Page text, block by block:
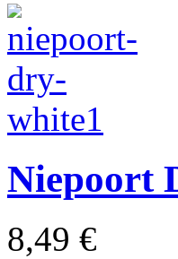
Niepoort
8,49 €